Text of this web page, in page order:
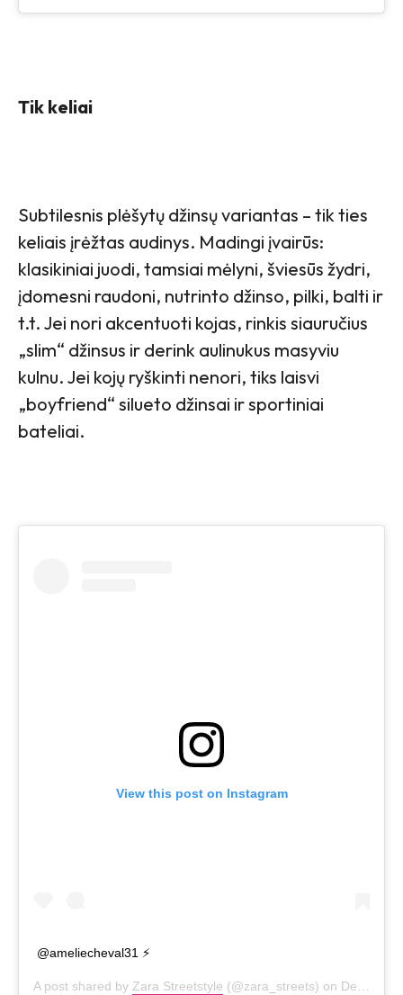
Tik keliai
Subtilesnis plėšytų džinsų variantas – tik ties
keliais įrėžtas audinys. Madingi įvairūs:
klasikiniai juodi, tamsiai mėlyni, šviesūs žydri,
įdomesni raudoni, nutrinto džinso, pilki, balti ir
t.t. Jei nori akcentuoti kojas, rinkis siauručius
„slim“ džinsus ir derink aulinukus masyviu
kulnu. Jei kojų ryškinti nenori, tiks laisvi
„boyfriend“ silueto džinsai ir sportiniai
bateliai.
View this post on Instagram
@ameliecheval31 ⚡️
A post shared by Zara Streetstyle (@zara_streets) on Dec 8, 2019 at 8:30am PST